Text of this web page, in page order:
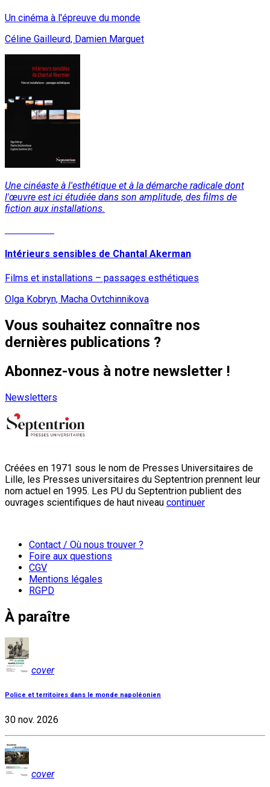
Un cinéma à l'épreuve du monde
Céline Gailleurd, Damien Marguet
Une cinéaste à l'esthétique et à la démarche radicale dont
l'œuvre est ici étudiée dans son amplitude, des films de
fiction aux installations.
Intérieurs sensibles de Chantal Akerman
Films et installations – passages esthétiques
Olga Kobryn, Macha Ovtchinnikova
Vous souhaitez connaître nos
dernières publications ?
Abonnez-vous à notre newsletter !
Newsletters
Créées en 1971 sous le nom de Presses Universitaires de
Lille, les Presses universitaires du Septentrion prennent leur
nom actuel en 1995. Les PU du Septentrion publient des
ouvrages scientifiques de haut niveau continuer
Contact / Où nous trouver ?
Foire aux questions
CGV
Mentions légales
RGPD
À paraître
cover
Police et territoires dans le monde napoléonien
30 nov. 2026
cover